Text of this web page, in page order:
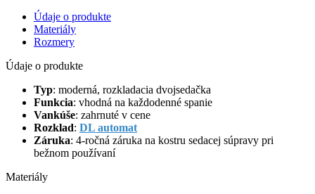
Údaje o produkte
Materiály
Rozmery
Údaje o produkte
Typ: moderná, rozkladacia dvojsedačka
Funkcia: vhodná na každodenné spanie
Vankúše: zahrnuté v cene
Rozklad: DL automat
Záruka: 4-ročná záruka na kostru sedacej súpravy pri
bežnom používaní
Materiály